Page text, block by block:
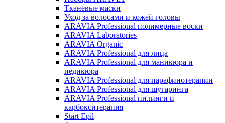
Тканевые маски
Уход за волосами и кожей головы
ARAVIA Professional полимерные воски
ARAVIA Laboratories
ARAVIA Organic
ARAVIA Professional для лица
ARAVIA Professional для маникюра и
педикюра
ARAVIA Professional для парафинотерапии
ARAVIA Professional для шугаринга
ARAVIA Professional пилинги и
карбокситерапия
Start Epil